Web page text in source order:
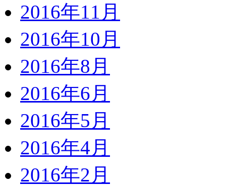
2016年11月
2016年10月
2016年8月
2016年6月
2016年5月
2016年4月
2016年2月